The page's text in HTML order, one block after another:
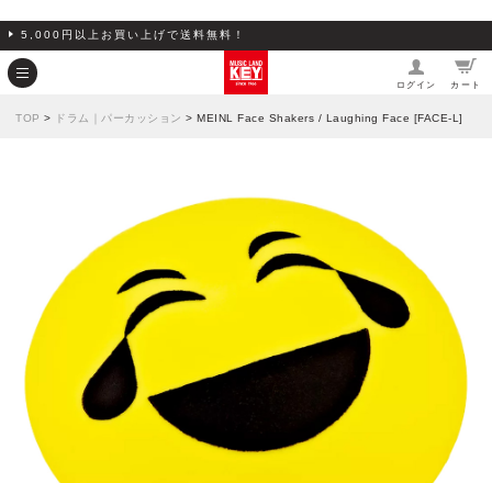
5,000円以上お買い上げで送料無料！
ログイン カート
TOP > ドラム｜パーカッション > MEINL Face Shakers / Laughing Face [FACE-L]